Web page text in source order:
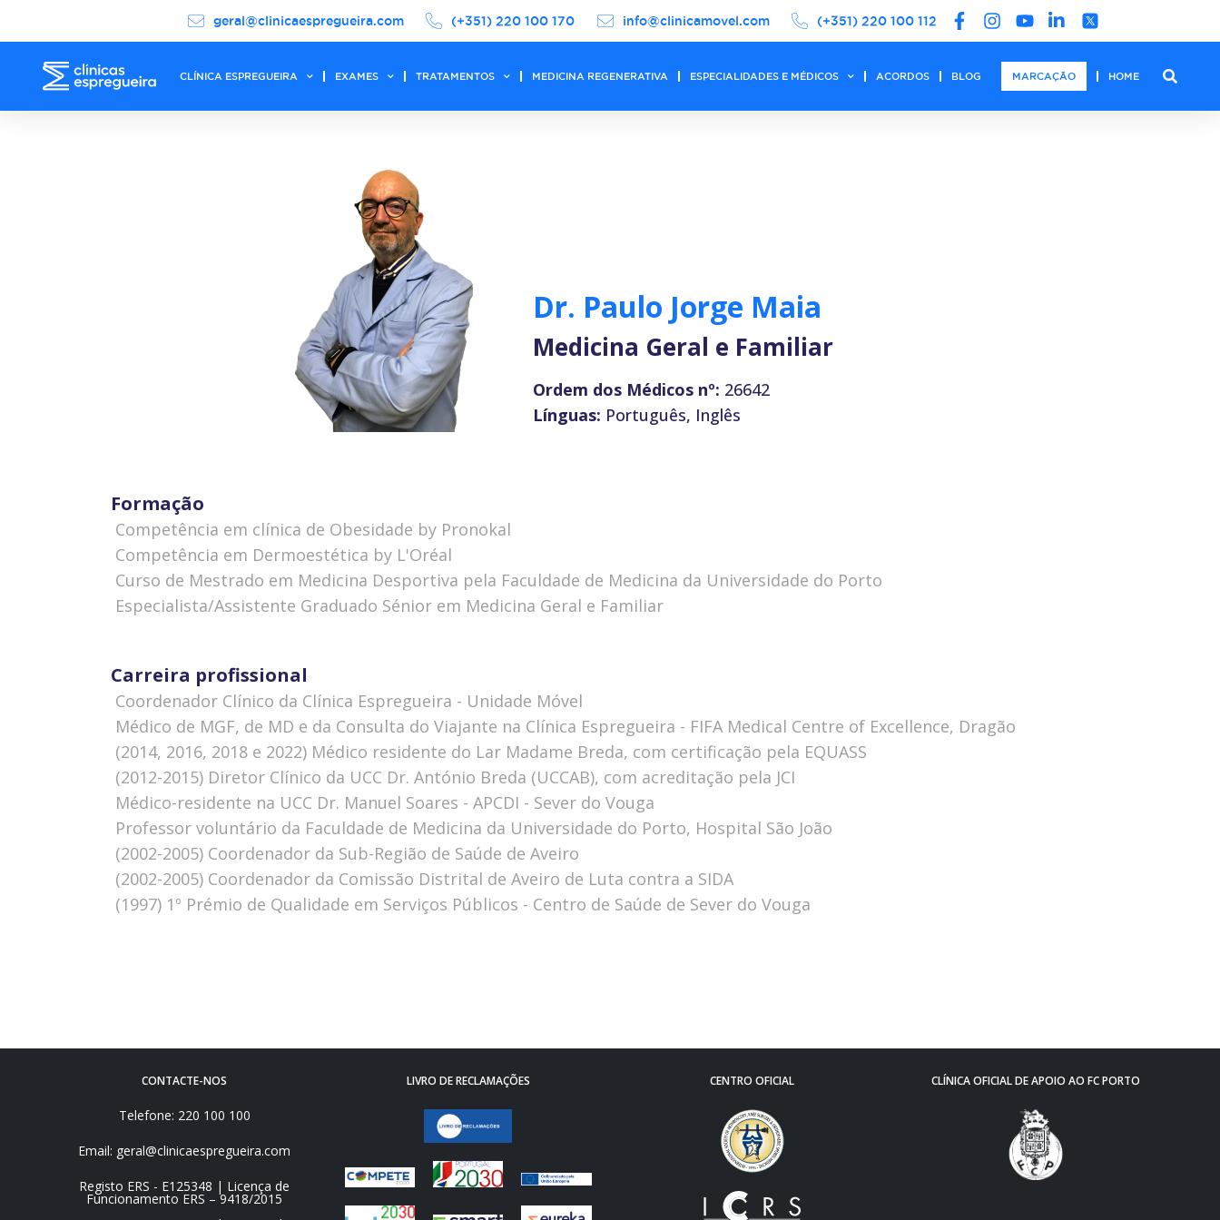
geral@clinicaespregueira.com (+351) 220 100 170 info@clinicamovel.com (+351) 220 100 112
CLÍNICA ESPREGUEIRA EXAMES TRATAMENTOS MEDICINA REGENERATIVA ESPECIALIDADES E MÉDICOS ACORDOS BLOG MARCAÇÃO HOME
Dr. Paulo Jorge Maia
Medicina Geral e Familiar
Ordem dos Médicos nº: 26642
Línguas: Português, Inglês
Formação
 Competência em clínica de Obesidade by Pronokal
 Competência em Dermoestética by L'Oréal
 Curso de Mestrado em Medicina Desportiva pela Faculdade de Medicina da Universidade do Porto
 Especialista/Assistente Graduado Sénior em Medicina Geral e Familiar
Carreira profissional
 Coordenador Clínico da Clínica Espregueira - Unidade Móvel
 Médico de MGF, de MD e da Consulta do Viajante na Clínica Espregueira - FIFA Medical Centre of Excellence, Dragão
 (2014, 2016, 2018 e 2022) Médico residente do Lar Madame Breda, com certificação pela EQUASS
 (2012-2015) Diretor Clínico da UCC Dr. António Breda (UCCAB), com acreditação pela JCI
 Médico-residente na UCC Dr. Manuel Soares - APCDI - Sever do Vouga
 Professor voluntário da Faculdade de Medicina da Universidade do Porto, Hospital São João
 (2002-2005) Coordenador da Sub-Região de Saúde de Aveiro
 (2002-2005) Coordenador da Comissão Distrital de Aveiro de Luta contra a SIDA
 (1997) 1º Prémio de Qualidade em Serviços Públicos - Centro de Saúde de Sever do Vouga
CONTACTE-NOS
Telefone: 220 100 100
Email: geral@clinicaespregueira.com
Registo ERS - E125348 | Licença de
Funcionamento ERS – 9418/2015
LIVRO DE RECLAMAÇÕES CENTRO OFICIAL CLÍNICA OFICIAL DE APOIO AO FC PORTO